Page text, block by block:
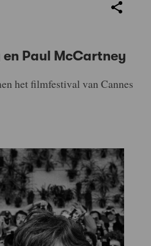
Paul McCartney
het filmfestival van Cannes